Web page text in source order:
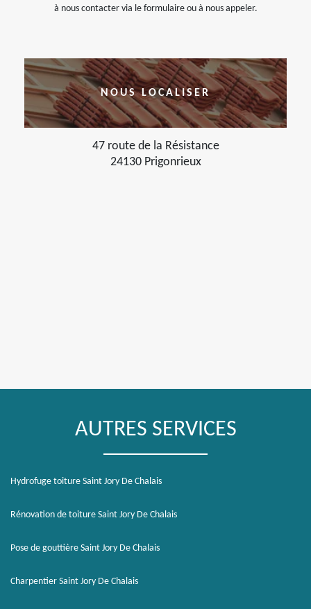
à nous contacter via le formulaire ou à nous appeler.
NOUS LOCALISER
47 route de la Résistance
24130 Prigonrieux
AUTRES SERVICES
Hydrofuge toiture Saint Jory De Chalais
Rénovation de toiture Saint Jory De Chalais
Pose de gouttière Saint Jory De Chalais
Charpentier Saint Jory De Chalais